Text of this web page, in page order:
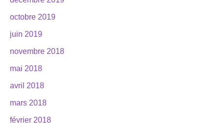
octobre 2019
juin 2019
novembre 2018
mai 2018
avril 2018
mars 2018
février 2018